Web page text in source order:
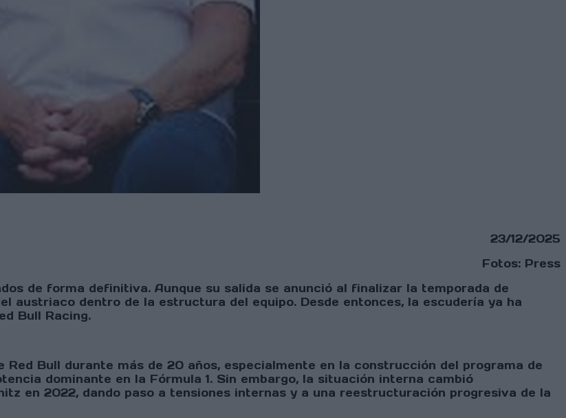
23/12/2025
Fotos: Press
de forma definitiva. Aunque su salida se anunció al finalizar la temporada de
austriaco dentro de la estructura del equipo. Desde entonces, la escudería ya ha
Bull Racing.
Bull durante más de 20 años, especialmente en la construcción del programa de
dominante en la Fórmula 1. Sin embargo, la situación interna cambió
en 2022, dando paso a tensiones internas y a una reestructuración progresiva de la